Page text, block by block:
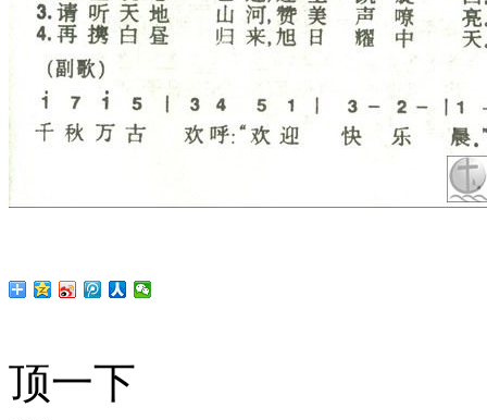
顶一下